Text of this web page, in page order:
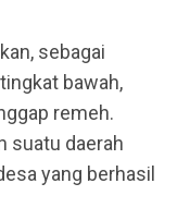
sebagai
bawah,
remeh.
suatu daerah
yang berhasil